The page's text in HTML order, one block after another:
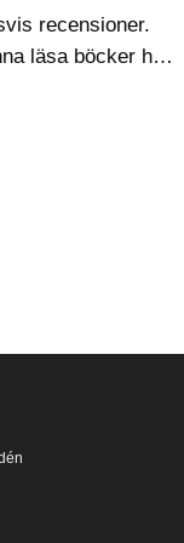
recensioner.
läsa böcker helt